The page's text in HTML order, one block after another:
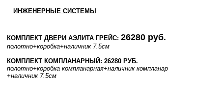
ИНЖЕНЕРНЫЕ СИСТЕМЫ
КОМПЛЕКТ ДВЕРИ АЭЛИТА ГРЕЙС: 26280 руб.
полотно+коробка+наличник 7.5см
КОМПЛЕКТ КОМПЛАНАРНЫЙ: 26280 РУБ.
полотно+коробка компланарная+наличник компланар
+наличник 7.5см